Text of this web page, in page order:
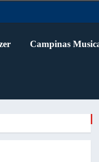
Campinas